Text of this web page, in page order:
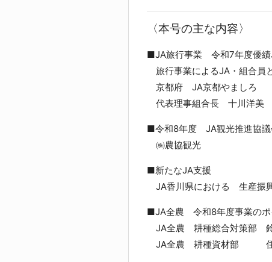
〈本号の主な内容〉
■JA旅行事業 令和7年度優績
旅行事業によるJA・組合員
京都府 JA京都やましろ
代表理事組合長 十川洋美
■令和8年度 JA観光推進協議
㈱農協観光
■新たなJA支援
JA香川県における 生産振
■JA全農 令和8年度事業のポ
JA全農 耕種総合対策部
JA全農 耕種資材部 住